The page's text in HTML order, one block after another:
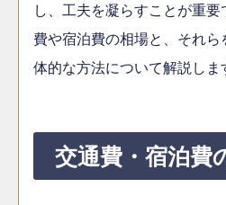
し、工夫を凝らすことが重
費や宿泊費の相場と、それ
体的な方法について解説しま
交通費・宿泊費